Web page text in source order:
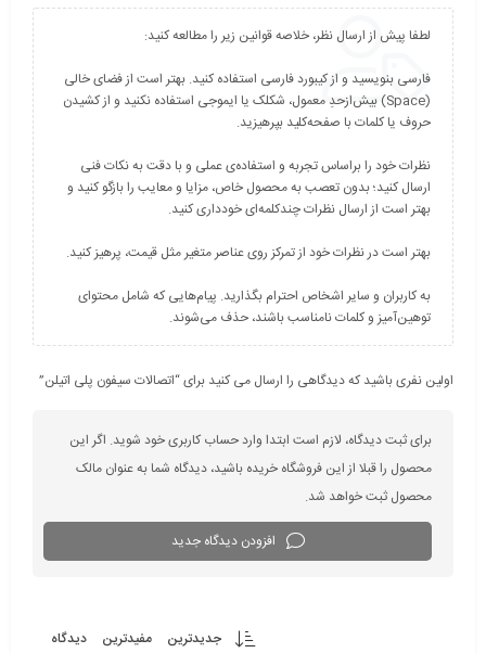
فارسی بنویسید و از کیبورد فارسی استفاده کنید. بهتر است از فضای خالی
(Space) بیش‌از‌حدِ معمول، شکلک یا ایموجی استفاده نکنید و از کشیدن
نظرات خود را براساس تجربه و استفاده‌ی عملی و با دقت به نکات فنی
ارسال کنید؛ بدون تعصب به محصول خاص، مزایا و معایب را بازگو کنید و
به کاربران و سایر اشخاص احترام بگذارید. پیام‌هایی که شامل محتوای
توهین‌آمیز و کلمات نامناسب باشند، حذف می‌شوند.
اولین نفری باشید که دیدگاهی را ارسال می کنید برای “اتصالات سیفون پلی اتیلن”
برای ثبت دیدگاه، لازم است ابتدا وارد حساب کاربری خود شوید. اگر این
محصول را قبلا از این فروشگاه خریده باشید، دیدگاه شما به عنوان مالک
محصول ثبت خواهد شد.
افزودن دیدگاه جدید
جدیدترین مفیدترین
دیدگاه